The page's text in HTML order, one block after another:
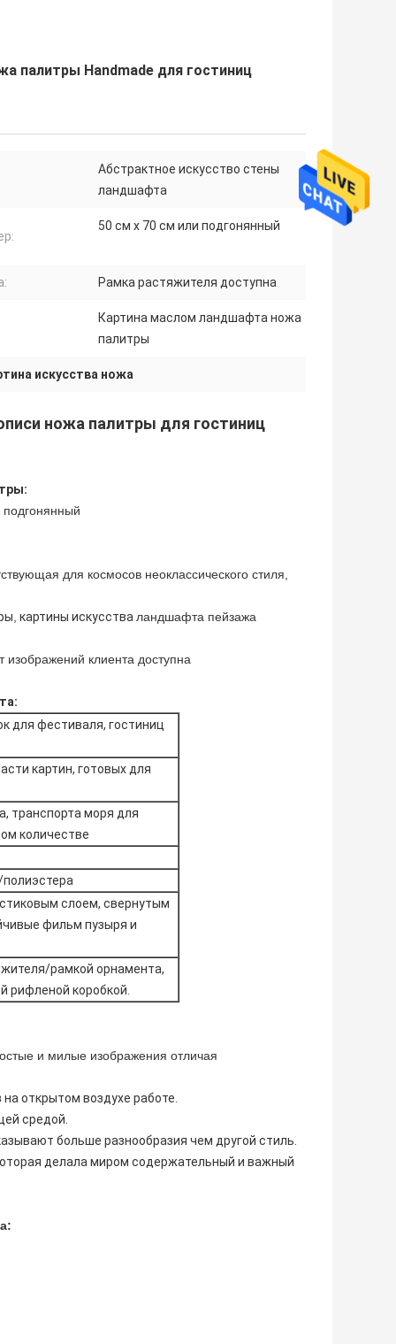
палитры Handmade для гостиниц
Абстрактное искусство стены
ландшафта
50 см x 70 см или подгонянный
Рамка растяжителя доступна
Картина маслом ландшафта ножа
палитры
искусства ножа
ножа палитры для гостиниц
для космосов неоклассического стиля,
, картины искусстваландшафта пейзажа
клиента доступна
для фестиваля, гостиниц
картин, готовых для
транспорта моря для
количестве
слоем, свернутым
фильм пузыря и
рамкой орнамента,
рифленой коробкой.
и милые изображения отличая
открытом воздухе работе.
средой.
больше разнообразия чем другой стиль.
делала миром содержательный и важный